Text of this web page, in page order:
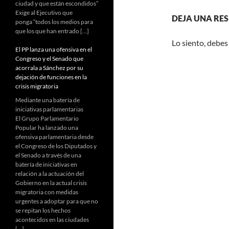
DEJA UNA
Lo siento,
ciudad y que están escondidos”
Exige al Ejecutivo que
ponga “todos los medios para
que los que han entrado […]
El PP lanza una ofensiva en el
Congreso y el Senado que
acorrala a Sánchez por su
dejación de funciones en la
crisis migratoria
Mediante una batería de
iniciativas parlamentarias
El Grupo Parlamentario
Popular ha lanzado una
ofensiva parlamentaria desde
el Congreso de los Diputados y
el Senado a través de una
batería de iniciativas en
relación a la actuación del
Gobierno en la actual crisis
migratoria con medidas
urgentes a adoptar para que no
se repitan los hechos
acontecidos en las ciudades